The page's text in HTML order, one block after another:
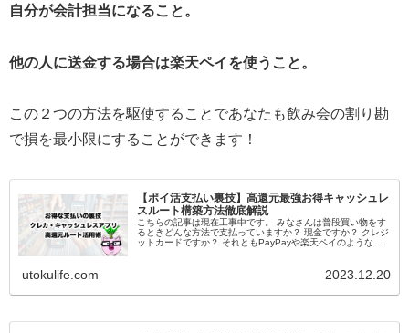
自分が会計担当になること。
他の人に送金する場合は楽天ペイを使うこと。
この２つの方法を駆使することであなたも飲み会の割り勘
で損を最小限にすることができます！
【ポイ活支払い裏技】高還元最強お得キャッシュレ
スルート構築方法徹底解説
こちらの記事は現在工事中です。 みなさんは普段買い物をす
るときどんな方法で支払っていますか？ 現金ですか？ クレジ
ットカードですか？ それともPayPayや楽天ペイのようなキ
utokulife.com 2023.12.20